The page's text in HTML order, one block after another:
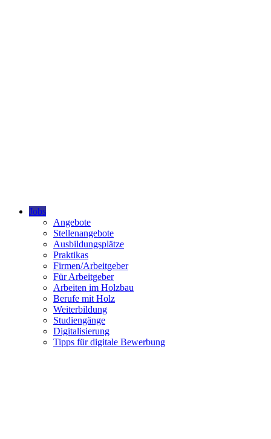
Jobs
Angebote
Stellenangebote
Ausbildungsplätze
Praktikas
Firmen/Arbeitgeber
Für Arbeitgeber
Arbeiten im Holzbau
Berufe mit Holz
Weiterbildung
Studiengänge
Digitalisierung
Tipps für digitale Bewerbung